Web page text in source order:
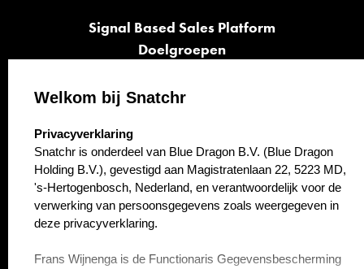
Signal Based Sales Platform
Doelgroepen
Opvolging
Over ons
Contact
Welkom bij Snatchr
select language
Privacyverklaring
Snatchr is onderdeel van Blue Dragon B.V. (Blue Dragon
Holding B.V.), gevestigd aan Magistratenlaan 22, 5223 MD,
's-Hertogenbosch, Nederland, en verantwoordelijk voor de
verwerking van persoonsgegevens zoals weergegeven in
deze privacyverklaring.
Frans Wijnenga is de Functionaris Gegevensbescherming